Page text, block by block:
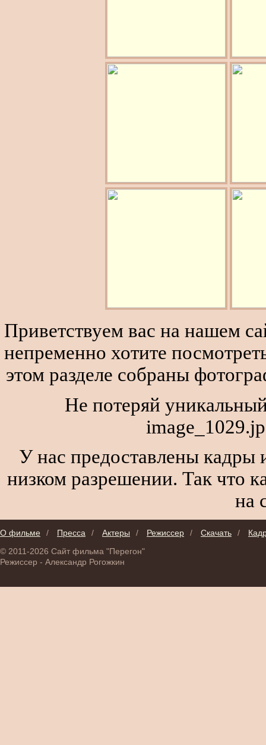
Приветствуем вас на нашем
непременно хотите
этом разделе собраны
Не потеряй
У нас предоставлены кадры
низком разрешении. Так что
на
О фильме / Пресса / Актеры / Режиссер / Скачать /
© 2011-2026 Сайт фильма "Перегон"
Режиссер - Александр Рогожкин